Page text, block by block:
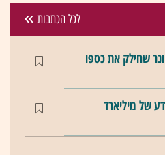
לכל הכתבות
שחילק את כספו
של מיליארד